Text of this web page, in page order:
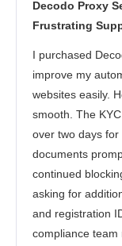
Decodo Proxy
Frustrating
I purchased
improve my
websites easily.
smooth. The
over two days
documents
continued
asking for
and registration
compliance team